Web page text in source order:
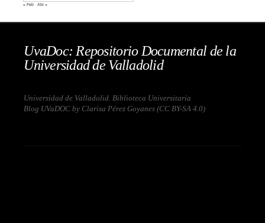
« Feb Abr »
UvaDoc: Repositorio Documental de la
Universidad de Valladolid
Universidad de Valladolid. Biblioteca Universitaria
Blog UVaDOC by Clarisa Pérez Goyanes (CC BY-SA 4.0)